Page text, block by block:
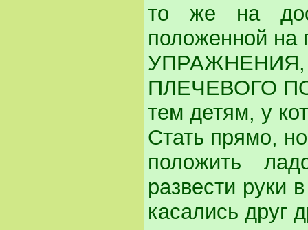
то же на
положенной на
ПЛЕЧЕВОГО
тем детям, у
Стать прямо,
положить
развести руки
касались друг